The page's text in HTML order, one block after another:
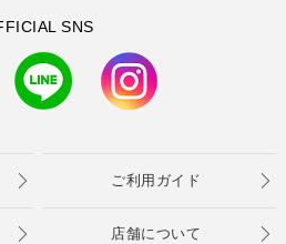
SNS
ご利用ガイド
店舗について